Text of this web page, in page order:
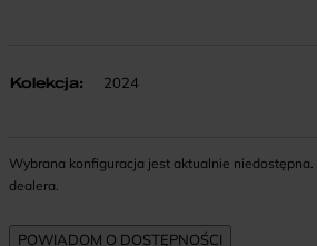
Kolekcja: 2024
Wybrana konfiguracja jest aktualnie
dealera.